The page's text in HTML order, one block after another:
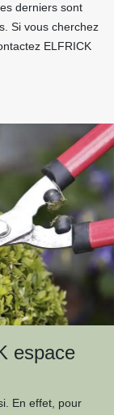
derniers sont
Si vous cherchez
ELFRICK
espace
En effet, pour